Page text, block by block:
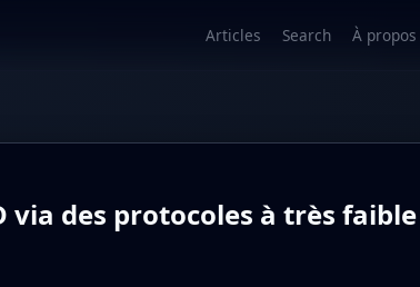
Articles Search À propos
via des protocoles à très faible